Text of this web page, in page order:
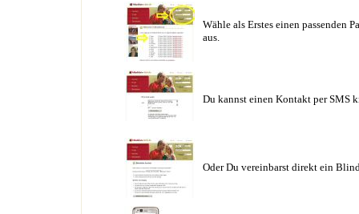
Wähle als Erstes einen passenden
aus.
Du kannst einen Kontakt per SMS
Oder Du vereinbarst direkt ein